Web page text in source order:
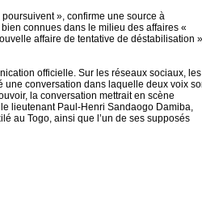
», confirme une source à
connues dans le milieu des affaires «
affaire de tentative de déstabilisation
officielle. Sur les réseaux sociaux, les
une conversation dans laquelle deux voix
la conversation mettrait en scène
lieutenant Paul-Henri Sandaogo Damiba,
au Togo, ainsi que l’un de ses supposés